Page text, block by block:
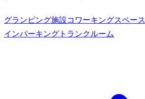
グランピング施設コワーキングスペース
インパーキング トランクルーム